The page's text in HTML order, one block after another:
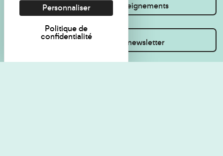
Je souhaite des renseignements
Inscrivez-vous à la newsletter
Personnaliser
Politique de
confidentialité